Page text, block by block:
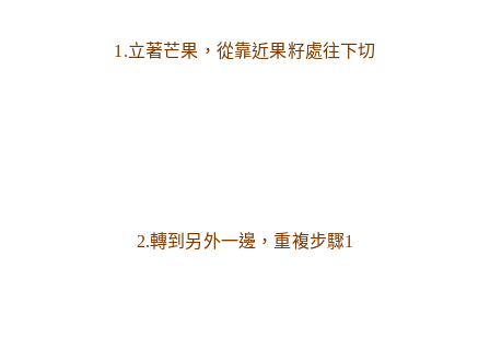
1.立著芒果，從靠近果籽處往下切
2.轉到另外一邊，重複步驟1